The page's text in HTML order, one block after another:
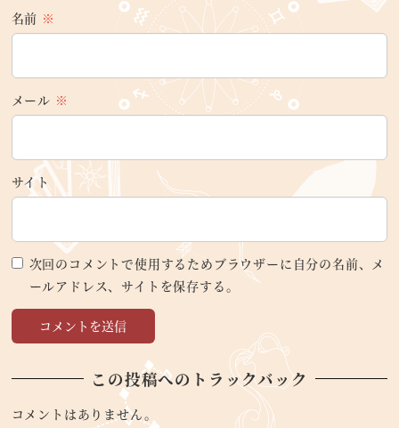
名前 ※
メール ※
サイト
次回のコメントで使用するためブラウザーに自分の名前、メ
ールアドレス、サイトを保存する。
この投稿へのトラックバック
コメントはありません。